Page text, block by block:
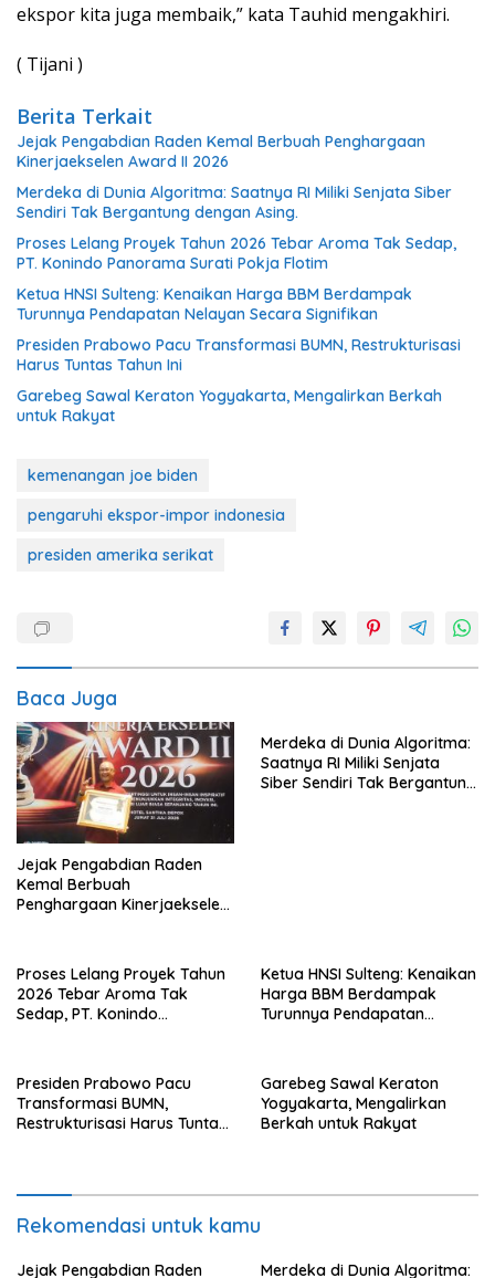
ekspor kita juga membaik,” kata Tauhid mengakhiri.
( Tijani )
Berita Terkait
Jejak Pengabdian Raden Kemal Berbuah Penghargaan
Kinerjaekselen Award II 2026
Merdeka di Dunia Algoritma: Saatnya RI Miliki Senjata Siber
Sendiri Tak Bergantung dengan Asing.
Proses Lelang Proyek Tahun 2026 Tebar Aroma Tak Sedap,
PT. Konindo Panorama Surati Pokja Flotim
Ketua HNSI Sulteng: Kenaikan Harga BBM Berdampak
Turunnya Pendapatan Nelayan Secara Signifikan
Presiden Prabowo Pacu Transformasi BUMN, Restrukturisasi
Harus Tuntas Tahun Ini
Garebeg Sawal Keraton Yogyakarta, Mengalirkan Berkah
untuk Rakyat
kemenangan joe biden
pengaruhi ekspor-impor indonesia
presiden amerika serikat
Baca Juga
Jejak Pengabdian Raden
Kemal Berbuah
Penghargaan Kinerjaekselen
Merdeka di Dunia Algoritma:
Saatnya RI Miliki Senjata
Siber Sendiri Tak Bergantung
Proses Lelang Proyek Tahun
2026 Tebar Aroma Tak
Sedap, PT. Konindo
Ketua HNSI Sulteng: Kenaikan
Harga BBM Berdampak
Turunnya Pendapatan
Presiden Prabowo Pacu
Transformasi BUMN,
Restrukturisasi Harus Tuntas
Garebeg Sawal Keraton
Yogyakarta, Mengalirkan
Berkah untuk Rakyat
Rekomendasi untuk kamu
Jejak Pengabdian Raden Merdeka di Dunia Algoritma: